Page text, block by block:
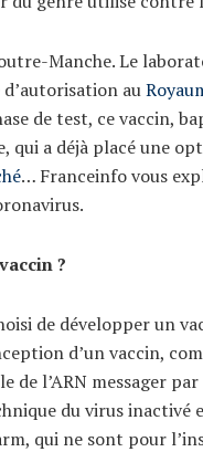
Manche. Le
d’autorisation au
de test, ce vaccin,
qui a déjà placé une
… Franceinfo vous
?
de développer un
d’un vaccin,
de l’ARN messager
du virus inactivé
qui ne sont pour